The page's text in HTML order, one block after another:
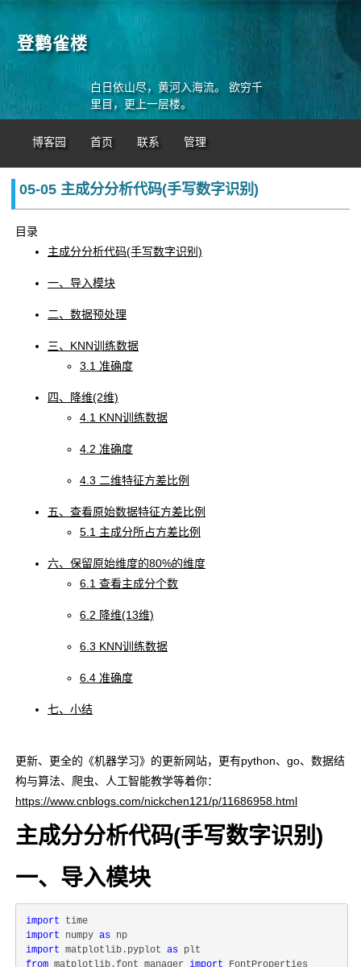
登鹳雀楼
白日依山尽，黄河入海流。 欲穷千
里目，更上一层楼。
博客园 首页 联系 管理
05-05 主成分分析代码(手写数字识别)
目录
主成分分析代码(手写数字识别)
一、导入模块
二、数据预处理
三、KNN训练数据
3.1 准确度
四、降维(2维)
4.1 KNN训练数据
4.2 准确度
4.3 二维特征方差比例
五、查看原始数据特征方差比例
5.1 主成分所占方差比例
六、保留原始维度的80%的维度
6.1 查看主成分个数
6.2 降维(13维)
6.3 KNN训练数据
6.4 准确度
七、小结
更新、更全的《机器学习》的更新网站，更有python、go、数据结
构与算法、爬虫、人工智能教学等着你：
https://www.cnblogs.com/nickchen121/p/11686958.html
主成分分析代码(手写数字识别)
一、导入模块
import
import numpy as
import matplotlib.pyplot as
from matplotlib.font_manager import